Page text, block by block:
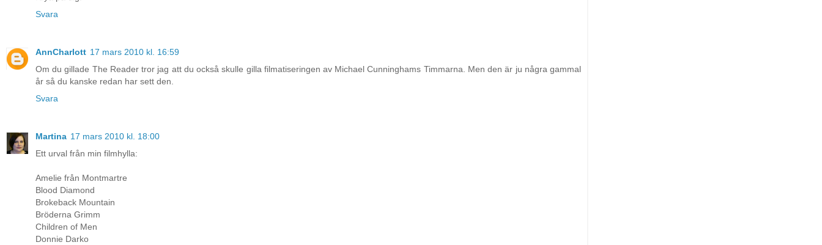
Svara
AnnCharlott 17 mars 2010 kl. 16:59
Om du gillade The Reader tror jag att du också skulle gilla filmatiseringen av Michael Cunninghams Timmarna. Men den är ju några gammal
år så du kanske redan har sett den.
Svara
Martina 17 mars 2010 kl. 18:00
Ett urval från min filmhylla:
Amelie från Montmartre
Blood Diamond
Brokeback Mountain
Bröderna Grimm
Children of Men
Donnie Darko